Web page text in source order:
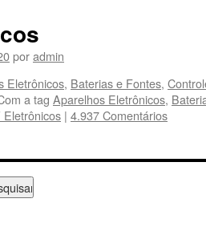
poradmin
Eletrônicos, Baterias e Fontes,
a tag Aparelhos Eletrônicos,
Eletrônicos | 4.937 Comentários